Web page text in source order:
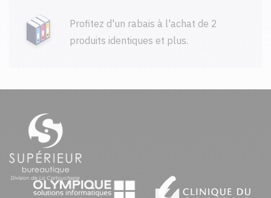
Profitez d'un rabais à l'achat de 2
produits identiques et plus.